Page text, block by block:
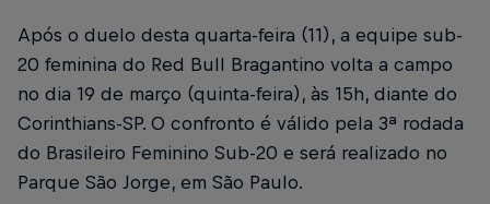
Após o duelo desta quarta-feira (11), a equipe sub-
20 feminina do Red Bull Bragantino volta a campo
no dia 19 de março (quinta-feira), às 15h, diante do
Corinthians-SP. O confronto é válido pela 3ª rodada
do Brasileiro Feminino Sub-20 e será realizado no
Parque São Jorge, em São Paulo.